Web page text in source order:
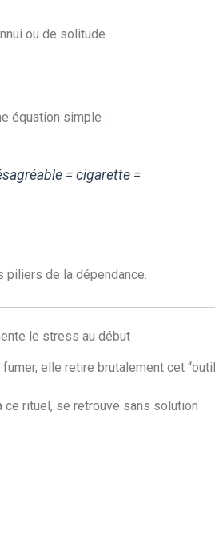
ou de solitude
équation simple :
= cigarette =
piliers de la dépendance.
le stress au début
elle retire brutalement cet
ce rituel, se retrouve sans solution